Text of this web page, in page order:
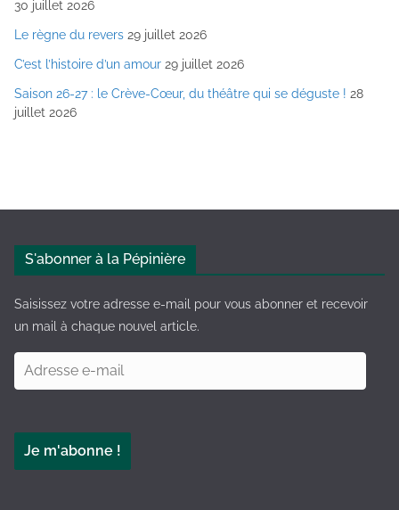
30 juillet 2026
Le règne du revers 29 juillet 2026
C’est l’histoire d’un amour 29 juillet 2026
Saison 26-27 : le Crève-Cœur, du théâtre qui se déguste ! 28
juillet 2026
S'abonner à la Pépinière
Saisissez votre adresse e-mail pour vous abonner et recevoir
un mail à chaque nouvel article.
d
e
s
Je m'abonne !